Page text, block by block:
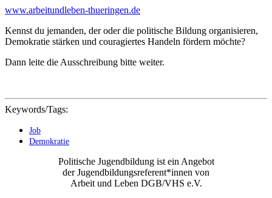
www.arbeitundleben-thueringen.de
Kennst du jemanden, der oder die politische Bildung organisieren,
Demokratie stärken und couragiertes Handeln fördern möchte?
Dann leite die Ausschreibung bitte weiter.
Keywords/Tags:
Job
Demokratie
Politische Jugendbildung ist ein Angebot
der Jugendbildungsreferent*innen von
Arbeit und Leben DGB/VHS e.V.